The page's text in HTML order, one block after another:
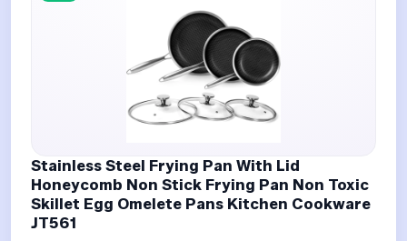
Stainless Steel Frying Pan With Lid
Honeycomb Non Stick Frying Pan Non Toxic
Skillet Egg Omelete Pans Kitchen Cookware
JT561